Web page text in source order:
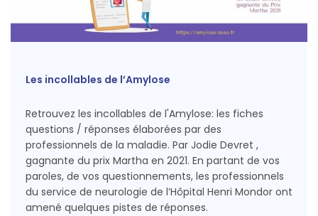
Les incollables de l’Amylose
Retrouvez les incollables de l'Amylose: les fiches
questions / réponses élaborées par des
professionnels de la maladie. Par Jodie Devret ,
gagnante du prix Martha en 2021. En partant de vos
paroles, de vos questionnements, les professionnels
du service de neurologie de l’Hôpital Henri Mondor ont
amené quelques pistes de réponses.